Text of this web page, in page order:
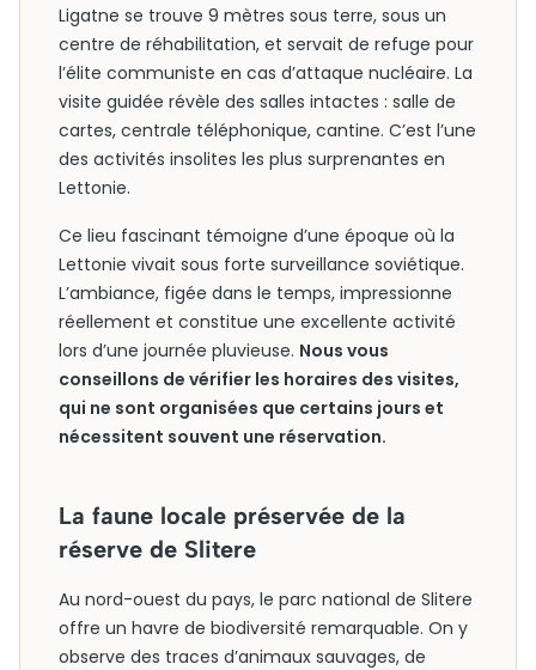
Ligatne se trouve 9 mètres sous terre, sous un
centre de réhabilitation, et servait de refuge pour
l’élite communiste en cas d’attaque nucléaire. La
visite guidée révèle des salles intactes : salle de
cartes, centrale téléphonique, cantine. C’est l’une
des activités insolites les plus surprenantes en
Lettonie.
Ce lieu fascinant témoigne d’une époque où la
Lettonie vivait sous forte surveillance soviétique.
L’ambiance, figée dans le temps, impressionne
réellement et constitue une excellente activité
lors d’une journée pluvieuse. Nous vous
conseillons de vérifier les horaires des visites,
qui ne sont organisées que certains jours et
nécessitent souvent une réservation.
La faune locale préservée de la
réserve de Slitere
Au nord-ouest du pays, le parc national de Slitere
offre un havre de biodiversité remarquable. On y
observe des traces d’animaux sauvages, de